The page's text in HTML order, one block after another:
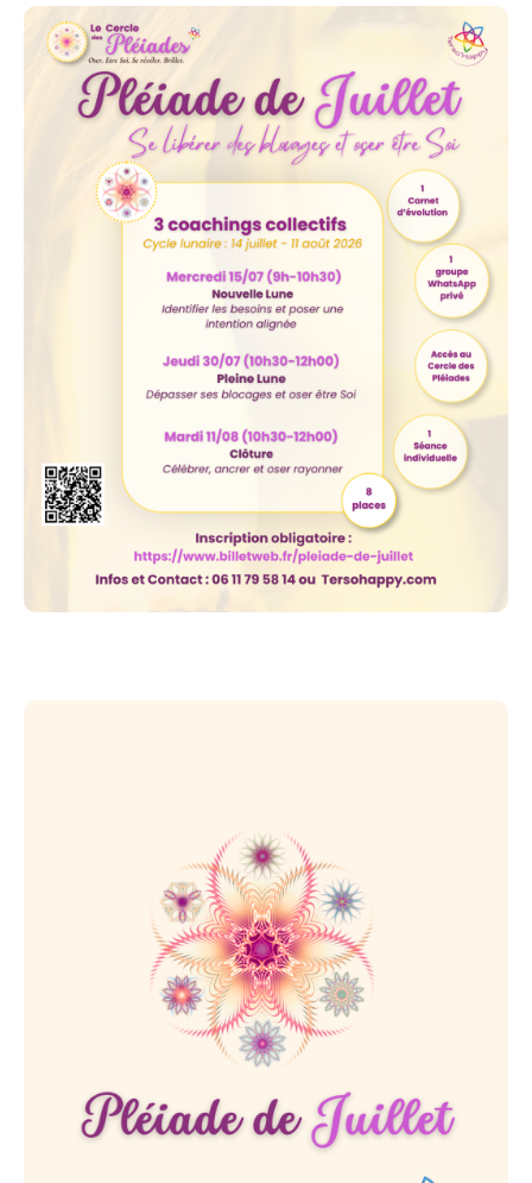
sororité et authenticité pour être Soi, se révéler et
briller.
Chaque mois, une nouvelle Pléiade s’ouvre au rythme
des 28 jours du cycle lunaire. Un espace intime et
sécurisant regroupant 8 femmes maximum pour
avancer ensemble, chacune à son rythme, tout en
faisant partie d’une constellation plus vaste : celle de
femmes qui choisissent de se reconnecter à elles-
mêmes et de remettre du mouvement plus aligné
✨️La thématique du mois : Se libérer des blocages et
oser être pleinement Soi.
Ce cycle lunaire t’aidera à :
identifier ce qui te limite aujourd’hui
comprendre certains blocages ou schémas
répétitifs
dépasser les obstacles, peurs et blocages qui
te freinent
renforcer la confiance en toi
1 carnet d’évolution numérique pour
accompagner ton cheminement personnel.
1 groupe WhatsApp privé dédié à ta Pléiade
pour échanger, demander du soutien et
avancer ensemble durant tout le cycle.
L’accès au Cercle des Pléiades : conférences,
ateliers, espaces de partage autour du bien-
être et du développement personnel ; 2
déposer ce qui pèse, écouter et être écoutée
sans jugement, bénéficier de l’intelligence
collective et trouver des solutions concrètes